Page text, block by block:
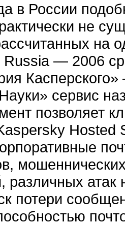
в России
не
на
Russia — 2006
сервис
позволяет
Hosted
различных атак
потери